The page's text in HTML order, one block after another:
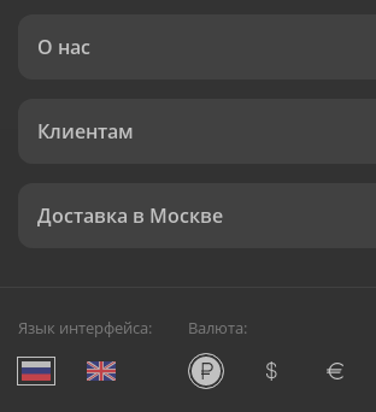
О нас
Клиентам
Доставка в Москве
Язык интерфейса: Валюта: